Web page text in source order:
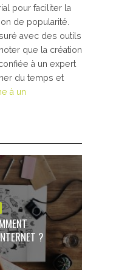
pour faciliter la
de popularité.
avec des outils
que la création
à un expert
du temps et
à un
?